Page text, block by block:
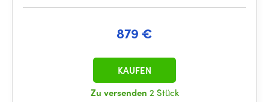
879 €
Zu versenden 2 Stück
KAUFEN